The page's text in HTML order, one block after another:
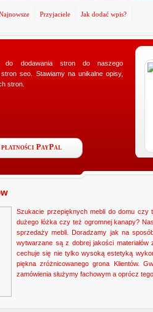
Przyjaciele Jak dodać wpis?
do dodawania stron do naszego
seo. Stawiamy na unikalne opisy,
stron.
PayPal
dla swojej
sklep
Szukacie przepięknych mebli do domu czy
dużego łóżka czy też ogromnej kanapy?
sprzedaży mebli. Doradzamy jak na
wytwarzane są z dobrej jakości
cechuje się nie tylko wysoką estetyką
piękna zróżnicowanego grona Klientów.
zamówienia służymy fachowym a oprócz